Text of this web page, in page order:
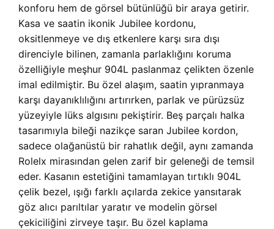
konforu hem de görsel bütünlüğü bir araya getirir.
Kasa ve saatin ikonik Jubilee kordonu,
oksitlenmeye ve dış etkenlere karşı sıra dışı
direnciyle bilinen, zamanla parlaklığını koruma
özelliğiyle meşhur 904L paslanmaz çelikten özenle
imal edilmiştir. Bu özel alaşım, saatin yıpranmaya
karşı dayanıklılığını artırırken, parlak ve pürüzsüz
yüzeyiyle lüks algısını pekiştirir. Beş parçalı halka
tasarımıyla bileği nazikçe saran Jubilee kordon,
sadece olağanüstü bir rahatlık değil, aynı zamanda
Rolelx mirasından gelen zarif bir geleneği de temsil
eder. Kasanın estetiğini tamamlayan tırtıklı 904L
çelik bezel, ışığı farklı açılarda zekice yansıtarak
göz alıcı parıltılar yaratır ve modelin görsel
çekiciliğini zirveye taşır. Bu özel kaplama